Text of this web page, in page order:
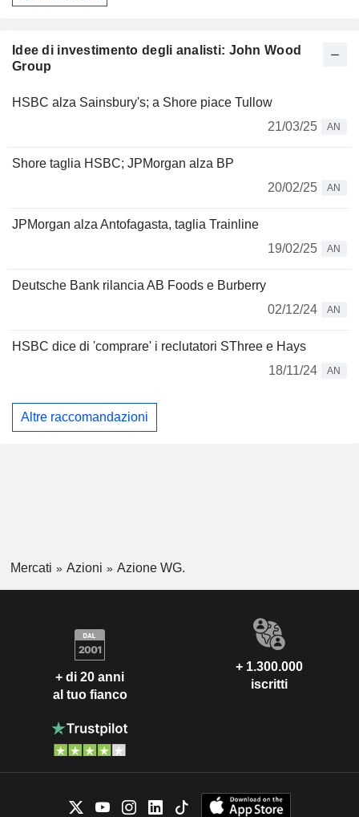
Idee di investimento degli analisti: John Wood
Group
HSBC alza Sainsbury's; a Shore piace Tullow
21/03/25
AN
Shore taglia HSBC; JPMorgan alza BP
20/02/25
AN
JPMorgan alza Antofagasta, taglia Trainline
19/02/25
AN
Deutsche Bank rilancia AB Foods e Burberry
02/12/24
AN
HSBC dice di 'comprare' i reclutatori SThree e Hays
18/11/24
AN
Altre raccomandazioni
Mercati Azioni Azione WG.
+ di 20 anni
al tuo fianco
+ 1.300.000
iscritti